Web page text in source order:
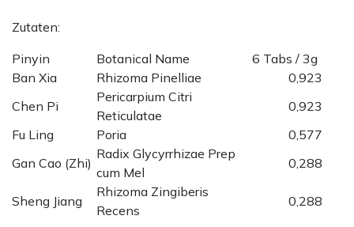
Zutaten:
Pinyin
Botanical Name
6 Tabs / 3g
Ban Xia
Rhizoma Pinelliae
0,923
Chen Pi
Pericarpium Citri
Reticulatae
0,923
Fu Ling
Poria
0,577
Gan Cao (Zhi)
Radix Glycyrrhizae Prep
cum Mel
0,288
Sheng Jiang
Rhizoma Zingiberis
Recens
0,288